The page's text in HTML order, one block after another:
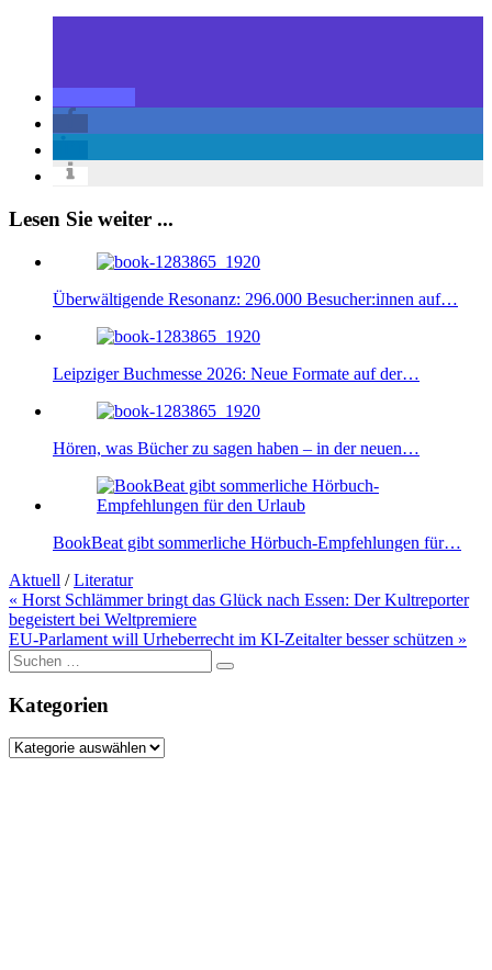
Lesen Sie weiter ...
Überwältigende Resonanz: 296.000 Besucher:innen auf…
Leipziger Buchmesse 2026: Neue Formate auf der…
Hören, was Bücher zu sagen haben – in der neuen…
BookBeat gibt sommerliche Hörbuch-Empfehlungen für…
Aktuell /Literatur
Beitragsnavigation
« Horst Schlämmer bringt das Glück nach Essen: Der Kultreporter
begeistert bei Weltpremiere
EU-Parlament will Urheberrecht im KI-Zeitalter besser schützen »
Suche
nach:
Kategorien
Kategorien